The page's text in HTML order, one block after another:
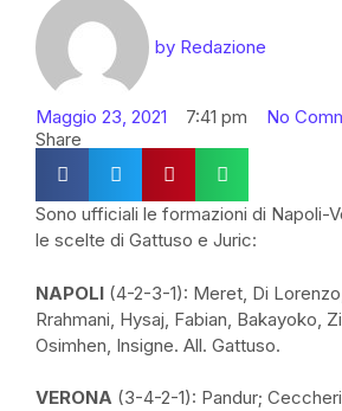
by Redazione
Maggio 23, 2021 7:41 pm
No
Share
Sono ufficiali le formazioni di Napoli-
le scelte di Gattuso e Juric:
NAPOLI (4-2-3-1): Meret, Di
Rrahmani, Hysaj, Fabian, Bakayoko,
Osimhen, Insigne. All. Gattuso.
VERONA (3-4-2-1): Pandur;